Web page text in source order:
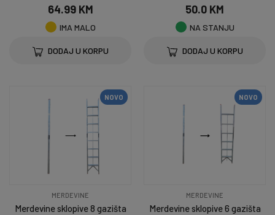
64.99 KM
IMA MALO
DODAJ U KORPU
50.0 KM
NA STANJU
DODAJ U KORPU
NOVO
MERDEVINE
Merdevine sklopive 8 gazišta
NOVO
MERDEVINE
Merdevine sklopive 6 gazišta